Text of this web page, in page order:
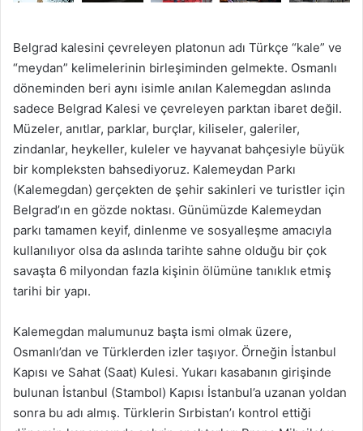
Belgrad kalesini çevreleyen platonun adı Türkçe “kale” ve
“meydan” kelimelerinin birleşiminden gelmekte. Osmanlı
döneminden beri aynı isimle anılan Kalemegdan aslında
sadece Belgrad Kalesi ve çevreleyen parktan ibaret değil.
Müzeler, anıtlar, parklar, burçlar, kiliseler, galeriler,
zindanlar, heykeller, kuleler ve hayvanat bahçesiyle büyük
bir kompleksten bahsediyoruz. Kalemeydan Parkı
(Kalemegdan) gerçekten de şehir sakinleri ve turistler için
Belgrad’ın en gözde noktası. Günümüzde Kalemeydan
parkı tamamen keyif, dinlenme ve sosyalleşme amacıyla
kullanılıyor olsa da aslında tarihte sahne olduğu bir çok
savaşta 6 milyondan fazla kişinin ölümüne tanıklık etmiş
tarihi bir yapı.
Kalemegdan malumunuz başta ismi olmak üzere,
Osmanlı’dan ve Türklerden izler taşıyor. Örneğin İstanbul
Kapısı ve Sahat (Saat) Kulesi. Yukarı kasabanın girişinde
bulunan İstanbul (Stambol) Kapısı İstanbul’a uzanan yoldan
sonra bu adı almış. Türklerin Sırbistan’ı kontrol ettiği